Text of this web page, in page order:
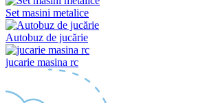
Set masini metalice
Autobuz de jucărie
jucarie masina rc